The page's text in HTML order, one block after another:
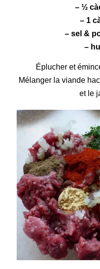
– ½
– 1
– sel &
–
Éplucher et
Mélanger la viande
et le